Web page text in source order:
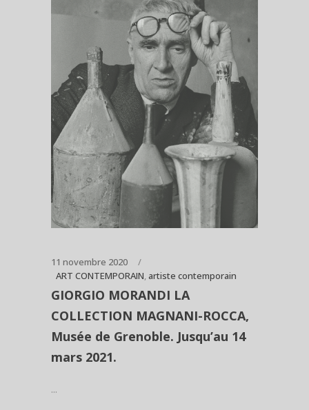
11 novembre 2020
ART CONTEMPORAIN, artiste contemporain
GIORGIO MORANDI LA
COLLECTION MAGNANI-ROCCA,
Musée de Grenoble. Jusqu’au 14
mars 2021.
...